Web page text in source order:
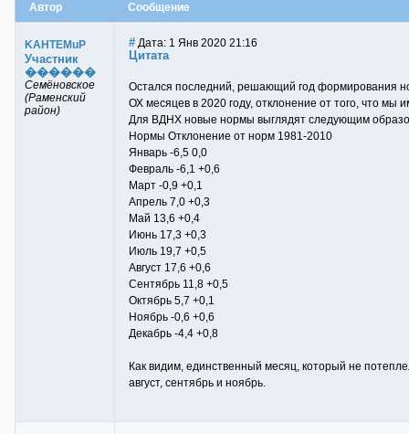
Автор Сообщение
KAHTEMuP
Участник
������
Семёновское
(Раменский
район)
# Дата: 1 Янв 2020 21:16
Цитата
Остался последний, решающий год формирования
ОХ месяцев в 2020 году, отклонение от того, что мы
Для ВДНХ новые нормы выглядят следующим
Нормы Отклонение от норм 1981-2010
Январь -6,5 0,0
Февраль -6,1 +0,6
Март -0,9 +0,1
Апрель 7,0 +0,3
Май 13,6 +0,4
Июнь 17,3 +0,3
Июль 19,7 +0,5
Август 17,6 +0,6
Сентябрь 11,8 +0,5
Октябрь 5,7 +0,1
Ноябрь -0,6 +0,6
Декабрь -4,4 +0,8
Как видим, единственный месяц, который не
август, сентябрь и ноябрь.